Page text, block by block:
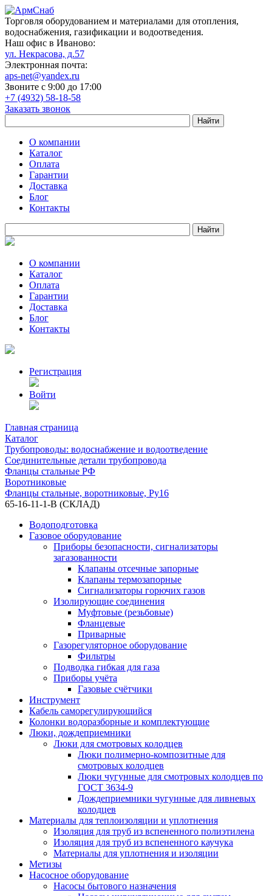
Торговля оборудованием и материалами для отопления,
водоснабжения, газификации и водоотведения.
Наш офис в Иваново:
ул. Некрасова, д.57
Электронная почта:
aps-net@yandex.ru
Звоните с 9:00 до 17:00
+7 (4932) 58-18-58
Заказать звонок
О компании
Каталог
Оплата
Гарантии
Доставка
Блог
Контакты
О компании
Каталог
Оплата
Гарантии
Доставка
Блог
Контакты
Регистрация
Войти
Главная страница
Каталог
Трубопроводы: водоснабжение и водоотведение
Соединительные детали трубопровода
Фланцы стальные РФ
Воротниковые
Фланцы стальные, воротниковые, Ру16
65-16-11-1-B (СКЛАД)
Водоподготовка
Газовое оборудование
Приборы безопасности, сигнализаторы
загазованности
Клапаны отсечные запорные
Клапаны термозапорные
Сигнализаторы горючих газов
Изолирующие соединения
Муфтовые (резьбовые)
Фланцевые
Приварные
Газорегуляторное оборудование
Фильтры
Подводка гибкая для газа
Приборы учёта
Газовые счётчики
Инструмент
Кабель саморегулирующийся
Колонки водоразборные и комплектующие
Люки, дождеприемники
Люки для смотровых колодцев
Люки полимерно-композитные для
смотровых колодцев
Люки чугунные для смотровых колодцев по
ГОСТ 3634-9
Дождеприемники чугунные для ливневых
колодцев
Материалы для теплоизоляции и уплотнения
Изоляция для труб из вспененного полиэтилена
Изоляция для труб из вспененного каучука
Материалы для уплотнения и изоляции
Метизы
Насосное оборудование
Насосы бытового назначения